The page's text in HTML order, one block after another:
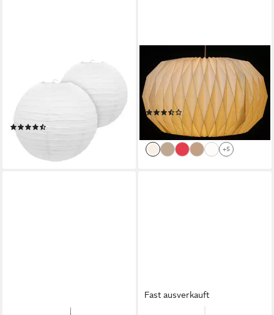
in weiß zum Hängen - Größe
und Menge wählbar, Deko
Papierlaterne im Bamboo
Style
(4)
ab 8,99 €
lieferbar - in 3-4 Werktagen bei dir
GURU-SHOP
Lampenschirm Origami
Design Papier Lampenschirm
- Modell..
(5)
27,90 €
lieferbar - in 2-3 Werktagen bei dir
+5
Fast ausverkauft